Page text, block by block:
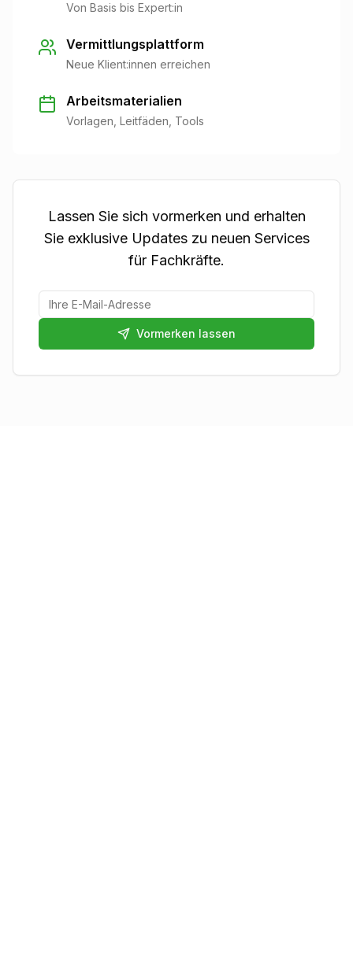
Von Basis bis Expert:in
Vermittlungsplattform
Neue Klient:innen erreichen
Arbeitsmaterialien
Vorlagen, Leitfäden, Tools
Lassen Sie sich vormerken und erhalten
Sie exklusive Updates zu neuen Services
für Fachkräfte.
Vormerken lassen